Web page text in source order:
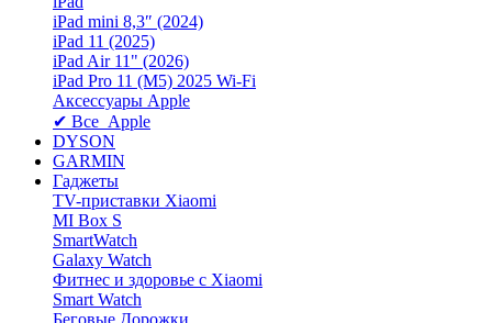
iPad mini 8,3″ (2024)
iPad 11 (2025)
iPad Air 11" (2026)
iPad Pro 11 (M5) 2025 Wi-Fi
Аксессуары Apple
✔ Все Apple
DYSON
GARMIN
Гаджеты
TV-приставки Xiaomi
MI Box S
SmartWatch
Galaxy Watch
Фитнес и здоровье с Xiaomi
Smart Watch
Беговые Дорожки